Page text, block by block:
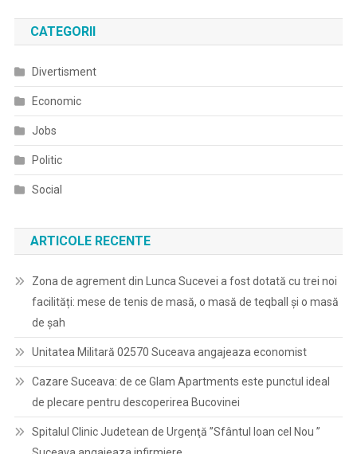
CATEGORII
Divertisment
Economic
Jobs
Politic
Social
ARTICOLE RECENTE
Zona de agrement din Lunca Sucevei a fost dotată cu trei noi
facilități: mese de tenis de masă, o masă de teqball și o masă
de șah
Unitatea Militară 02570 Suceava angajeaza economist
Cazare Suceava: de ce Glam Apartments este punctul ideal
de plecare pentru descoperirea Bucovinei
Spitalul Clinic Judetean de Urgenţă ”Sfântul Ioan cel Nou ”